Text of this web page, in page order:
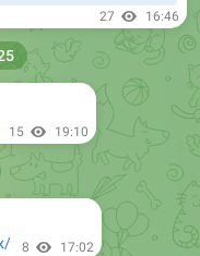
27 16:46
15 19:10
8 17:02